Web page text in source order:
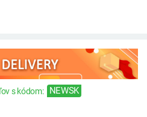
s kódom: NEWSK